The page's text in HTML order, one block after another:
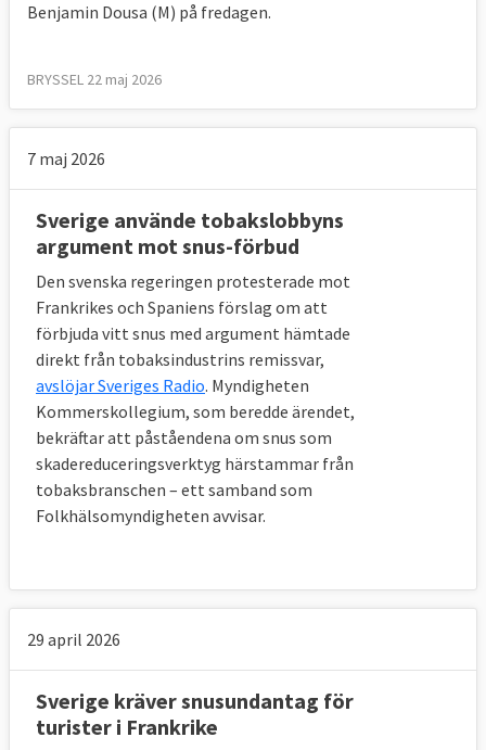
Benjamin Dousa (M) på fredagen.
BRYSSEL 22 maj 2026
7 maj 2026
Sverige använde tobakslobbyns
argument mot snus-förbud
Den svenska regeringen protesterade mot
Frankrikes och Spaniens förslag om att
förbjuda vitt snus med argument hämtade
direkt från tobaksindustrins remissvar,
avslöjar Sveriges Radio. Myndigheten
Kommerskollegium, som beredde ärendet,
bekräftar att påståendena om snus som
skadereduceringsverktyg härstammar från
tobaksbranschen – ett samband som
Folkhälsomyndigheten avvisar.
29 april 2026
Sverige kräver snusundantag för
turister i Frankrike